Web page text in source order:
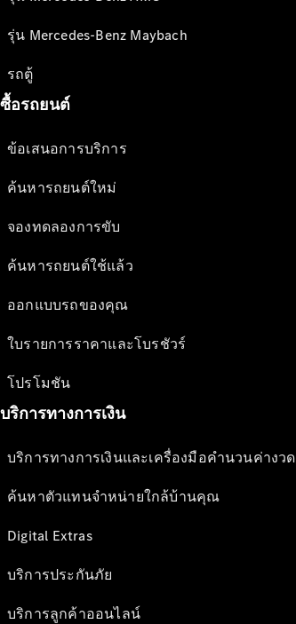
รุ่น Mercedes-Benz Maybach
รถตู้
ซื้อรถยนต์
ข้อเสนอการบริการ
ค้นหารถยนต์ใหม่
จองทดลองการขับ
ค้นหารถยนต์ใช้แล้ว
ออกแบบรถของคุณ
ใบรายการราคาและโบรชัวร์
โปรโมชัน
บริการทางการเงิน
บริการทางการเงินและเครื่องมือคำนวนค่างวด
ค้นหาตัวแทนจำหน่ายใกล้บ้านคุณ
Digital Extras
บริการประกันภัย
บริการลูกค้าออนไลน์